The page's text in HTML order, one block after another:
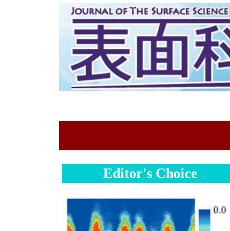
Editor's Choice